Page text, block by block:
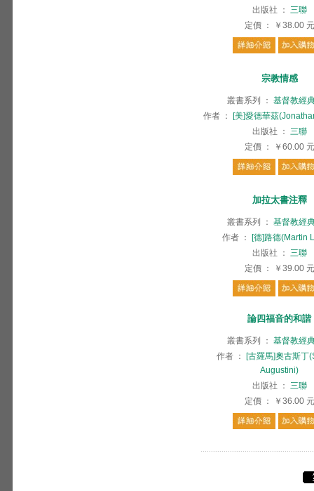
出版社
： 三聯
定價 ： ￥38.00 元
宗教情感
叢書系列 ： 基督教經
作者 ：
[美]愛德華茲
出版社
： 三聯
定價 ： ￥60.00 元
加拉太書注釋
叢書系列 ： 基督教經
作者 ：
[德]路德(Martin
出版社
： 三聯
定價 ： ￥39.00 元
論四福音的和諧
叢書系列 ： 基督教經
作者 ：
[古羅馬]奧古斯丁
Augustini)
出版社
： 三聯
定價 ： ￥36.00 元